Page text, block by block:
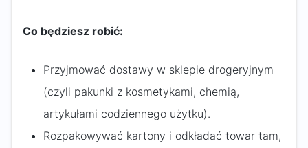
Co będziesz robić:
Przyjmować dostawy w sklepie drogeryjnym
(czyli pakunki z kosmetykami, chemią,
artykułami codziennego użytku).
Rozpakowywać kartony i odkładać towar tam,